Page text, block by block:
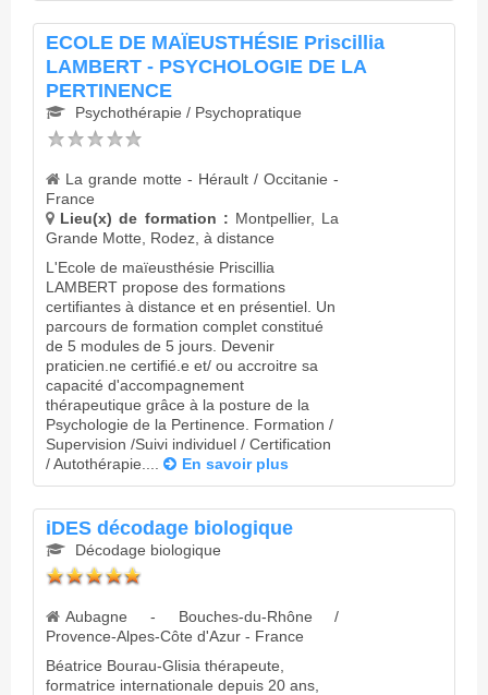
ECOLE DE MAÏEUSTHÉSIE Priscillia
LAMBERT - PSYCHOLOGIE DE LA
PERTINENCE
Psychothérapie / Psychopratique
La grande motte - Hérault / Occitanie -
France
Lieu(x) de formation : Montpellier, La
Grande Motte, Rodez, à distance
L'Ecole de maïeusthésie Priscillia
LAMBERT propose des formations
certifiantes à distance et en présentiel. Un
parcours de formation complet constitué
de 5 modules de 5 jours. Devenir
praticien.ne certifié.e et/ ou accroitre sa
capacité d'accompagnement
thérapeutique grâce à la posture de la
Psychologie de la Pertinence. Formation /
Supervision /Suivi individuel / Certification
/ Autothérapie....
En savoir plus
iDES décodage biologique
Décodage biologique
Aubagne - Bouches-du-Rhône /
Provence-Alpes-Côte d'Azur - France
Béatrice Bourau-Glisia thérapeute,
formatrice internationale depuis 20 ans,